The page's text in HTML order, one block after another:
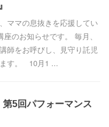
ママの息抜きを応援してい
のお知らせです。 毎月、
師をお呼びし、見守り託児
す。 10月1 ...
5回パフォーマンス